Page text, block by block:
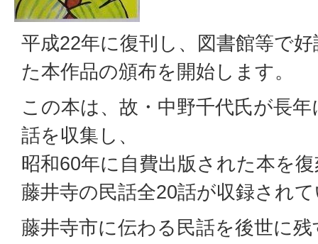
平成22年に復刊し、図書館等で
た本作品の頒布を開始します。
この本は、故・中野千代氏が長
話を収集し、
昭和60年に自費出版された本を
藤井寺の民話全20話が収録され
藤井寺市に伝わる民話を後世に